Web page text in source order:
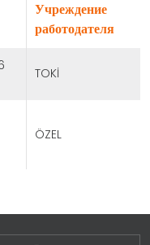
Учреждение
работодателя
TOKİ
ÖZEL